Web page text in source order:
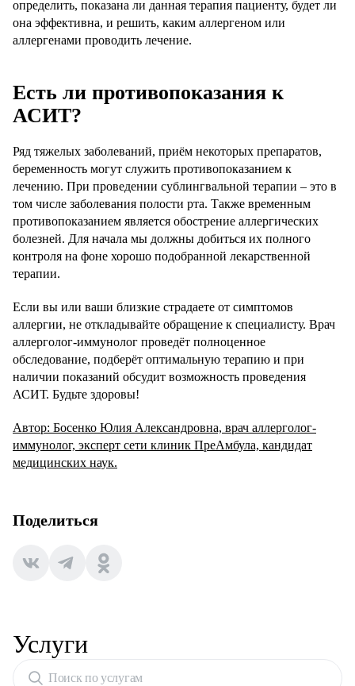
определить, показана ли данная терапия пациенту, будет ли
она эффективна, и решить, каким аллергеном или
аллергенами проводить лечение.
Есть ли противопоказания к
АСИТ?
Ряд тяжелых заболеваний, приём некоторых препаратов,
беременность могут служить противопоказанием к
лечению. При проведении сублингвальной терапии – это в
том числе заболевания полости рта. Также временным
противопоказанием является обострение аллергических
болезней. Для начала мы должны добиться их полного
контроля на фоне хорошо подобранной лекарственной
терапии.
Если вы или ваши близкие страдаете от симптомов
аллергии, не откладывайте обращение к специалисту. Врач
аллерголог-иммунолог проведёт полноценное
обследование, подберёт оптимальную терапию и при
наличии показаний обсудит возможность проведения
АСИТ. Будьте здоровы!
Автор: Босенко Юлия Александровна, врач аллерголог-
иммунолог, эксперт сети клиник ПреАмбула, кандидат
медицинских наук.
Поделиться
Услуги
Поиск по услугам